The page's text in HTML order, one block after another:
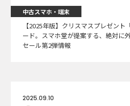
中古スマホ・端末
【2025年版】クリスマスプレゼン
ード。スマホ堂が提案する、絶対に
セール第2弾情報
2025.09.10